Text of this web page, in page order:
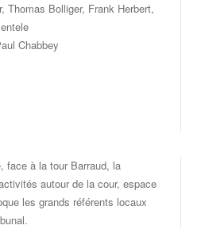
Thomas Bolliger, Frank Herbert,
Chabbey
face à la tour Barraud, la
autour de la cour, espace
les grands référents locaux